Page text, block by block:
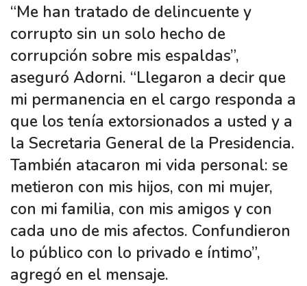
“Me han tratado de delincuente y
corrupto sin un solo hecho de
corrupción sobre mis espaldas”,
aseguró Adorni. “Llegaron a decir que
mi permanencia en el cargo responda a
que los tenía extorsionados a usted y a
la Secretaria General de la Presidencia.
También atacaron mi vida personal: se
metieron con mis hijos, con mi mujer,
con mi familia, con mis amigos y con
cada uno de mis afectos. Confundieron
lo público con lo privado e íntimo”,
agregó en el mensaje.